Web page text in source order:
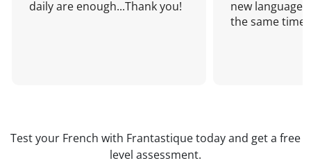
daily are enough...Thank you!
new language
the same time!
Test your French with Frantastique today and get a free
level assessment.